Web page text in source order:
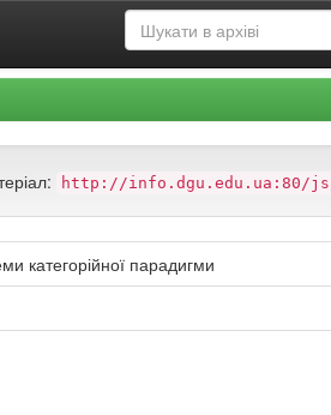
http://info.dgu.edu.ua:80/
категорійної парадигми